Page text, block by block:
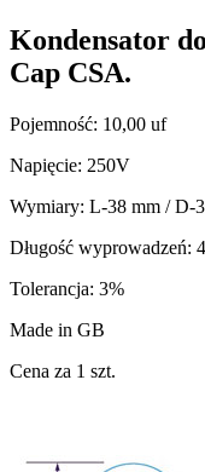
Kondensator
Cap CSA.
Pojemność: 10,00 uf
Napięcie: 250V
Wymiary: L-38 mm / D-
Długość wyprowadzeń:
Tolerancja: 3%
Made in GB
Cena za 1 szt.